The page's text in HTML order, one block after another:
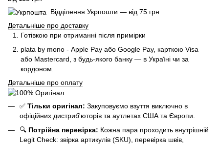
Відділення Укрпошти — від 75 грн
Детальніше про доставку
Готівкою при отриманні після примірки
plata by mono - Apple Pay або Google Pay, карткою Visa
або Mastercard, з будь-якого банку — в Україні чи за
кордоном.
Детальніше про оплату
✅ Тільки оригінал: Закуповуємо взуття виключно в
офіційних дистриб'юторів та аутлетах США та Європи.
🔍 Потрійна перевірка: Кожна пара проходить внутрішній
Legit Check: звірка артикулів (SKU), перевірка швів,